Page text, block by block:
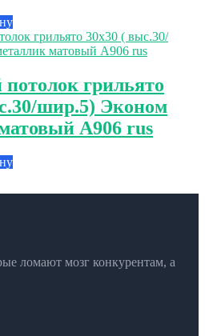
грильято
шир.5) Эконом
А906 rus
ломают мозг конкурентам, а